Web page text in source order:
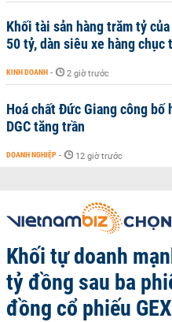
Khối tài sản hàng trăm tỷ
50 tỷ, dàn siêu xe hàng
KINH DOANH - 2 giờ trước
Hoá chất Đức Giang công bố
DGC tăng trần
DOANH NGHIỆP - 12 giờ trước
Khối tự doanh
tỷ đồng sau ba
đồng cổ phiếu